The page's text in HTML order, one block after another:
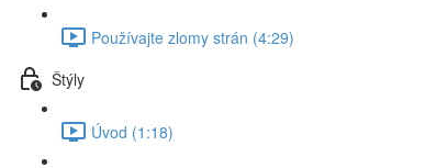
Používajte zlomy strán (4:29)
Štýly
Úvod (1:18)